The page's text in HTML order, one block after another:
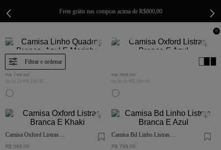
Frete grátis nas compras acima de R$800,00
0
Camisa Linho Quadros
Branca, Azul E Marinho
R$ 799,00
ou 5 x de R$ 159
R$ 569,00
ou 3 x de R$
Camisa Oxford Listras
R$ 569 00
Camisa Bd Linho Listras
R$ 799 00